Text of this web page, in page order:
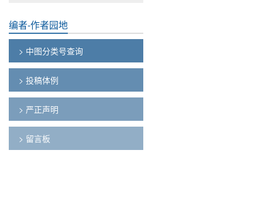
编者-作者园地
> 中图分类号查询
> 投稿体例
> 严正声明
> 留言板